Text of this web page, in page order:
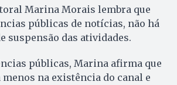
Marina Morais lembra que
públicas de notícias, não há
suspensão das atividades.
públicas, Marina afirma que
menos na existência do canal e